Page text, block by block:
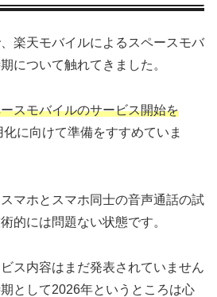
楽天モバイルによるスペースモバ
について触れてきました。
スモバイルのサービス開始を
化に向けて準備をすすめていま
マホとスマホ同士の音声通話の試
的には問題ない状態です。
ス内容はまだ発表されていません
として2026年というところは心